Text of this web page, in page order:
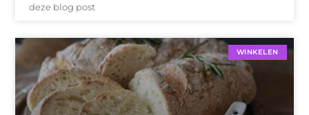
deze blog post
WINKELEN